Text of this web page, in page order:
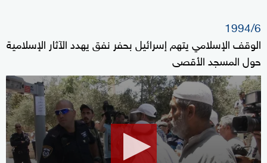
1994/6
الوقف الإسلامي يتهم إسرائيل بحفر نفق يهدد الآثار الإسلامية
حول المسجد الأقصى
0
seconds
of
0
seconds